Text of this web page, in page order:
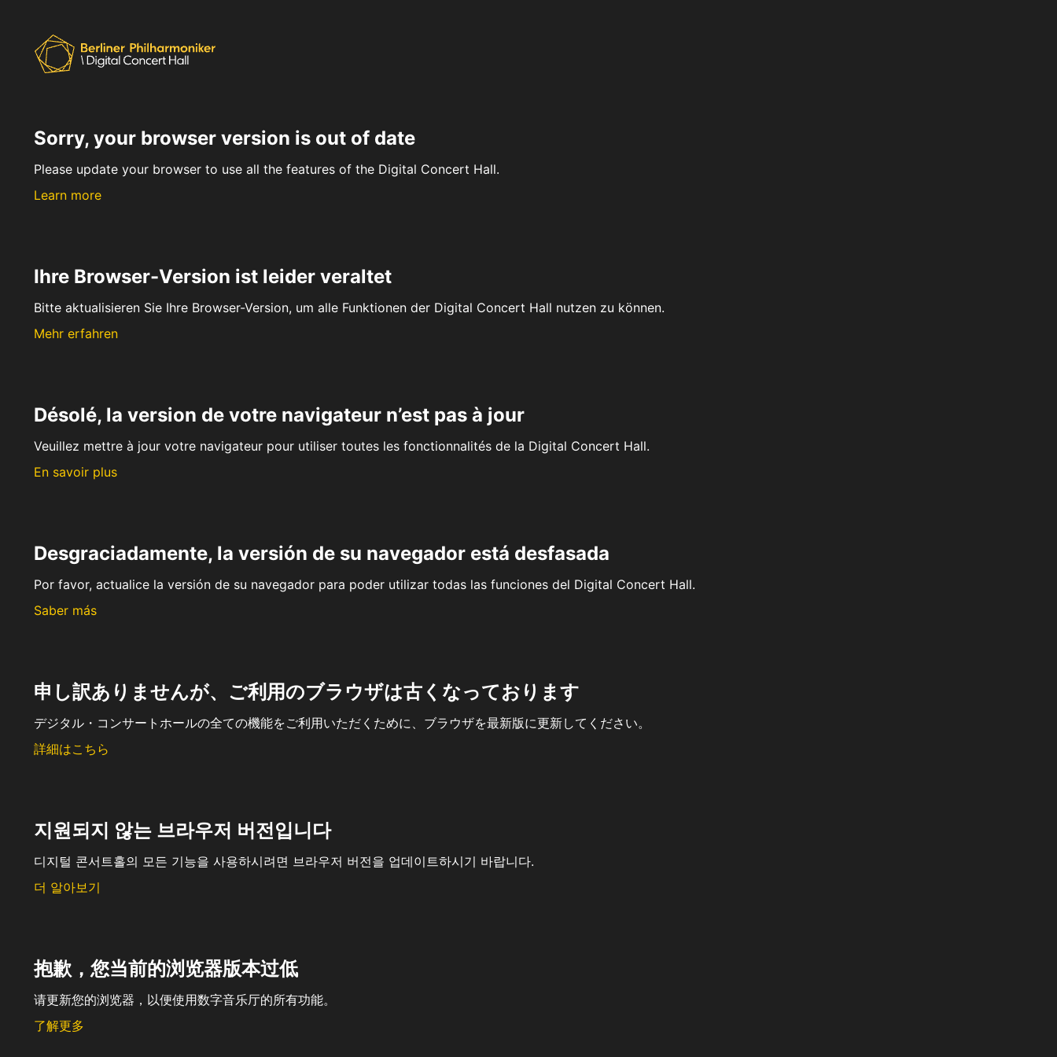
Sorry, your browser version is out of date
Please update your browser to use all the features of the Digital Concert Hall.
Learn more
Ihre Browser-Version ist leider veraltet
Bitte aktualisieren Sie Ihre Browser-Version, um alle Funktionen der Digital Concert Hall nutzen zu können.
Mehr erfahren
Désolé, la version de votre navigateur n’est pas à jour
Veuillez mettre à jour votre navigateur pour utiliser toutes les fonctionnalités de la Digital Concert Hall.
En savoir plus
Desgraciadamente, la versión de su navegador está desfasada
Por favor, actualice la versión de su navegador para poder utilizar todas las funciones del Digital Concert Hall.
Saber más
申し訳ありませんが、ご利用のブラウザは古くなっております
デジタル・コンサートホールの全ての機能をご利用いただくために、ブラウザを最新版に更新してください。
詳細はこちら
지원되지 않는 브라우저 버전입니다
디지털 콘서트홀의 모든 기능을 사용하시려면 브라우저 버전을 업데이트하시기 바랍니다.
더 알아보기
抱歉，您当前的浏览器版本过低
请更新您的浏览器，以便使用数字音乐厅的所有功能。
了解更多